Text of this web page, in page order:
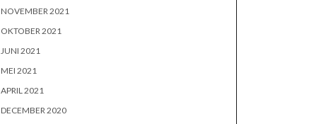
NOVEMBER 2021
OKTOBER 2021
JUNI 2021
MEI 2021
APRIL 2021
DECEMBER 2020